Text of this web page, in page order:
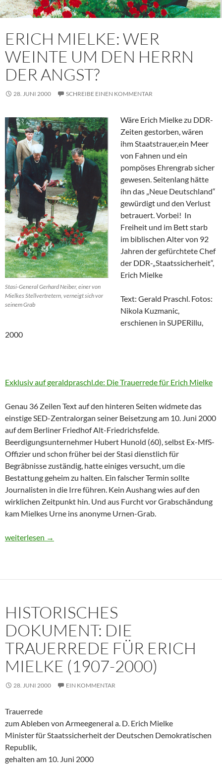
ERICH MIELKE: WER
WEINTE UM DEN HERRN
DER ANGST?
28. JUNI 2000 SCHREIBE EINEN KOMMENTAR
Stasi-General Gerhard Neiber, einer von
Mielkes Stellvertretern, verneigt sich vor
seinem Grab
Wäre Erich Mielke zu DDR-
Zeiten gestorben, wären
ihm Staatstrauer,ein Meer
von Fahnen und ein
pompöses Ehrengrab sicher
gewesen. Seitenlang hätte
ihn das „Neue Deutschland“
gewürdigt und den Verlust
betrauert. Vorbei! In
Freiheit und im Bett starb
im biblischen Alter von 92
Jahren der gefürchtete Chef
der DDR-„Staatssicherheit“,
Erich Mielke
Text: Gerald Praschl. Fotos:
Nikola Kuzmanic,
erschienen in SUPERillu,
2000
Exklusiv auf geraldpraschl.de: Die Trauerrede für Erich Mielke
Genau 36 Zeilen Text auf den hinteren Seiten widmete das
einstige SED-Zentralorgan seiner Beisetzung am 10. Juni 2000
auf dem Berliner Friedhof Alt-Friedrichsfelde.
Beerdigungsunternehmer Hubert Hunold (60), selbst Ex-MfS-
Offizier und schon früher bei der Stasi dienstlich für
Begräbnisse zuständig, hatte einiges versucht, um die
Bestattung geheim zu halten. Ein falscher Termin sollte
Journalisten in die Irre führen. Kein Aushang wies auf den
wirklichen Zeitpunkt hin. Und aus Furcht vor Grabschändung
kam Mielkes Urne ins anonyme Urnen-Grab.
Erich Mielke: Wer weinte um den Herrn der Angst?
weiterlesen →
HISTORISCHES
DOKUMENT: DIE
TRAUERREDE FÜR ERICH
MIELKE (1907-2000)
28. JUNI 2000 EIN KOMMENTAR
Trauerrede
zum Ableben von Armeegeneral a. D. Erich Mielke
Minister für Staatssicherheit der Deutschen Demokratischen
Republik,
gehalten am 10. Juni 2000